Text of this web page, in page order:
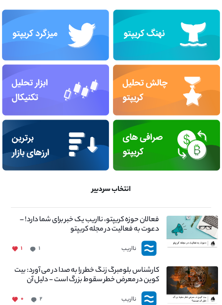
انتخاب سردبیر
فعالان حوزه کریپتو، نااریب یک خبر برای شما دارد! –
دعوت به فعالیت در مجله کریپتو
نااریب ۱ ۱
کارشناس بلومبرگ زنگ خطر را به صدا در می آورد: بیت
کوین در معرض خطر سقوط بزرگ است - دلیل آن
چیست؟
نااریب ۲ ۰